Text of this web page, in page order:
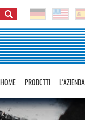
HOME PRODOTTI L'AZIENDA